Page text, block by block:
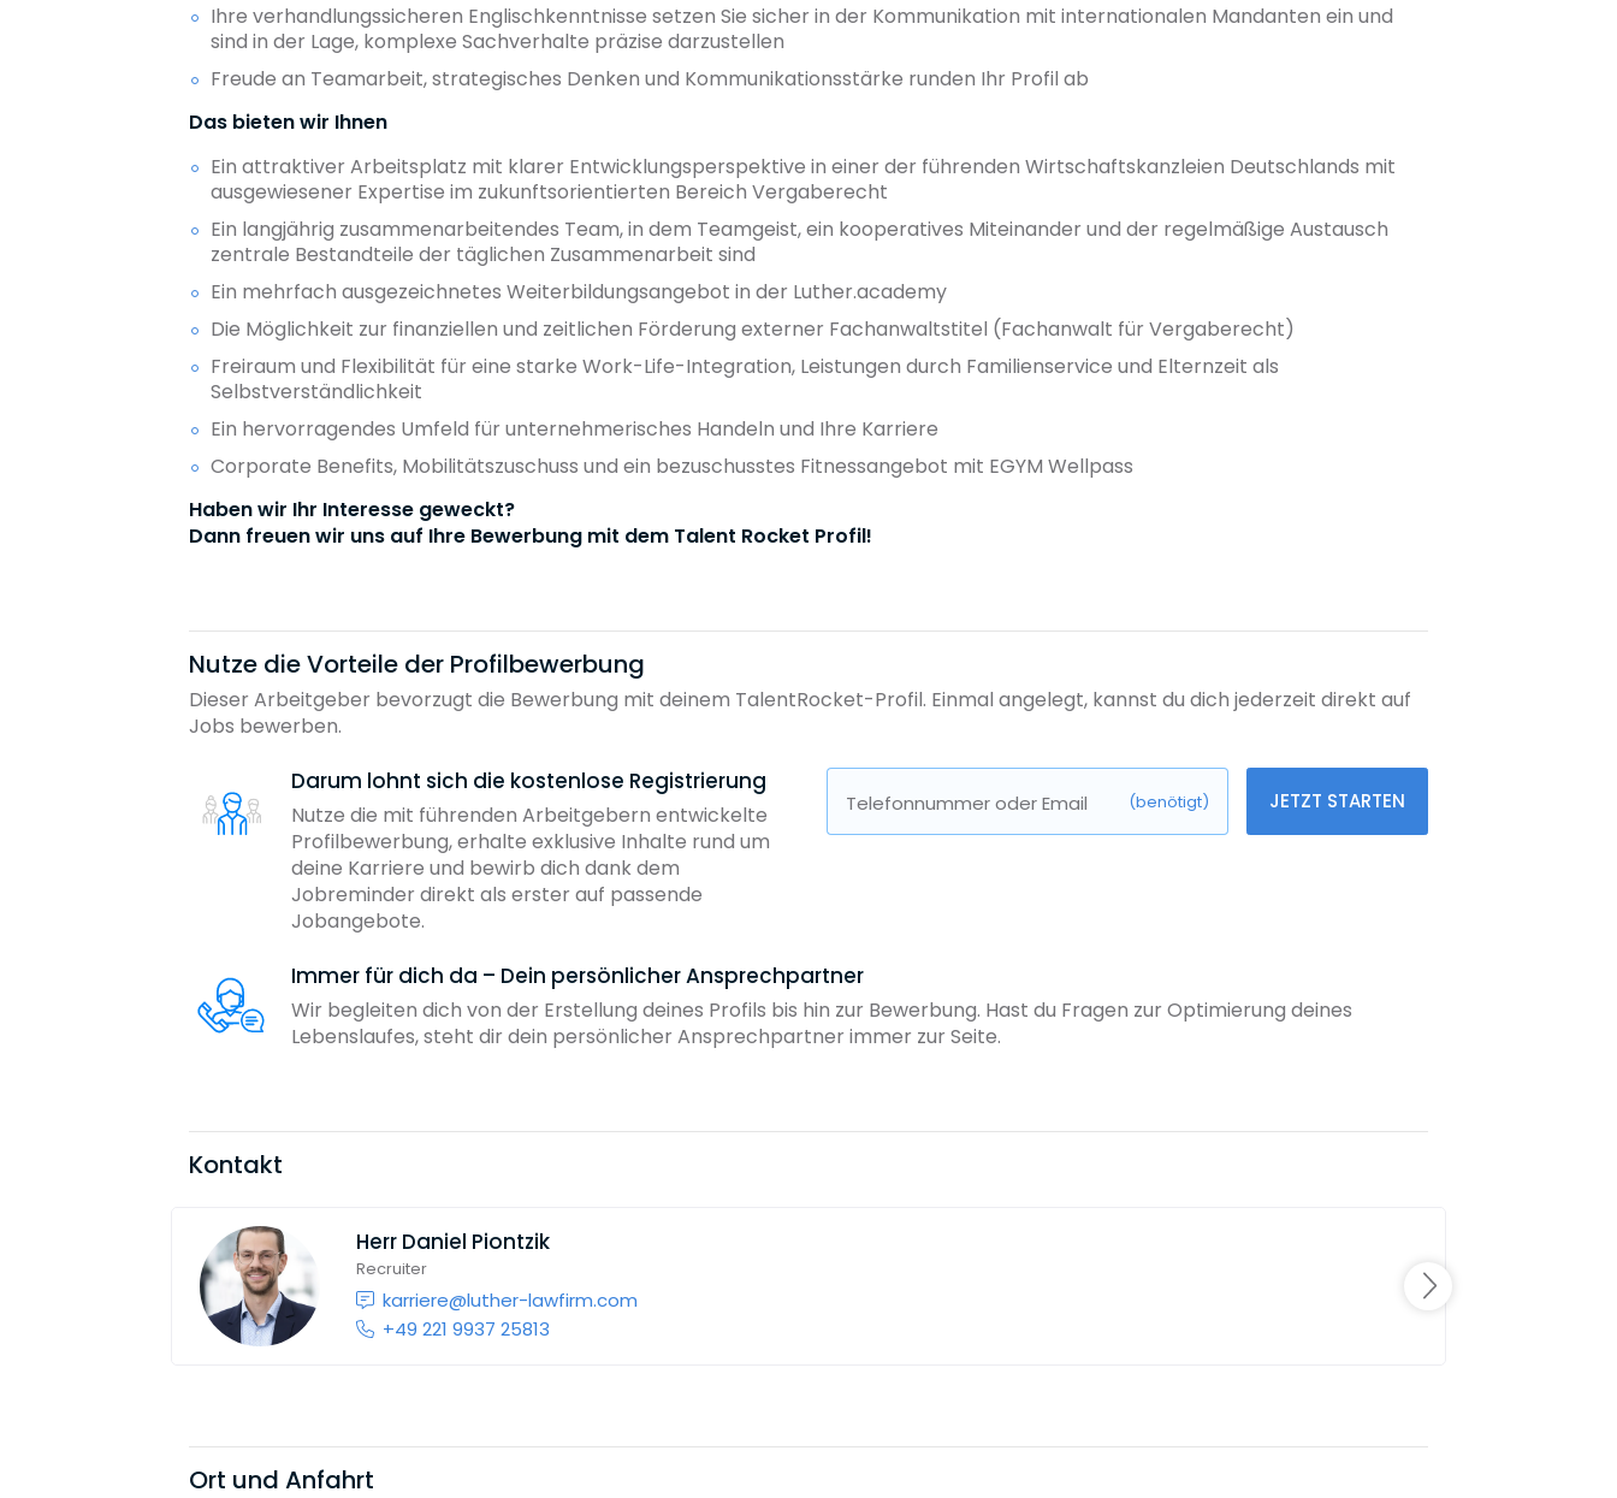
Ihre verhandlungssicheren Englischkenntnisse setzen Sie sicher in der Kommunikation mit internationalen Mandanten ein und
sind in der Lage, komplexe Sachverhalte präzise darzustellen
Freude an Teamarbeit, strategisches Denken und Kommunikationsstärke runden Ihr Profil ab
Das bieten wir Ihnen
Ein attraktiver Arbeitsplatz mit klarer Entwicklungsperspektive in einer der führenden Wirtschaftskanzleien Deutschlands mit
ausgewiesener Expertise im zukunftsorientierten Bereich Vergaberecht
Ein langjährig zusammenarbeitendes Team, in dem Teamgeist, ein kooperatives Miteinander und der regelmäßige Austausch
zentrale Bestandteile der täglichen Zusammenarbeit sind
Ein mehrfach ausgezeichnetes Weiterbildungsangebot in der Luther.academy
Die Möglichkeit zur finanziellen und zeitlichen Förderung externer Fachanwaltstitel (Fachanwalt für Vergaberecht)
Freiraum und Flexibilität für eine starke Work-Life-Integration, Leistungen durch Familienservice und Elternzeit als
Selbstverständlichkeit
Ein hervorragendes Umfeld für unternehmerisches Handeln und Ihre Karriere
Corporate Benefits, Mobilitätszuschuss und ein bezuschusstes Fitnessangebot mit EGYM Wellpass
Haben wir Ihr Interesse geweckt?
Dann freuen wir uns auf Ihre Bewerbung mit dem Talent Rocket Profil!
Nutze die Vorteile der Profilbewerbung
Dieser Arbeitgeber bevorzugt die Bewerbung mit deinem TalentRocket-Profil. Einmal angelegt, kannst du dich jederzeit direkt auf
Jobs bewerben.
Darum lohnt sich die kostenlose Registrierung
Nutze die mit führenden Arbeitgebern entwickelte
Profilbewerbung, erhalte exklusive Inhalte rund um
deine Karriere und bewirb dich dank dem
Jobreminder direkt als erster auf passende
Jobangebote.
Telefonnummer oder Email (benötigt) JETZT STARTEN
Immer für dich da – Dein persönlicher Ansprechpartner
Wir begleiten dich von der Erstellung deines Profils bis hin zur Bewerbung. Hast du Fragen zur Optimierung deines
Lebenslaufes, steht dir dein persönlicher Ansprechpartner immer zur Seite.
Kontakt
Herr Daniel Piontzik
Recruiter
karriere@luther-lawfirm.com
+49 221 9937 25813
Ort und Anfahrt